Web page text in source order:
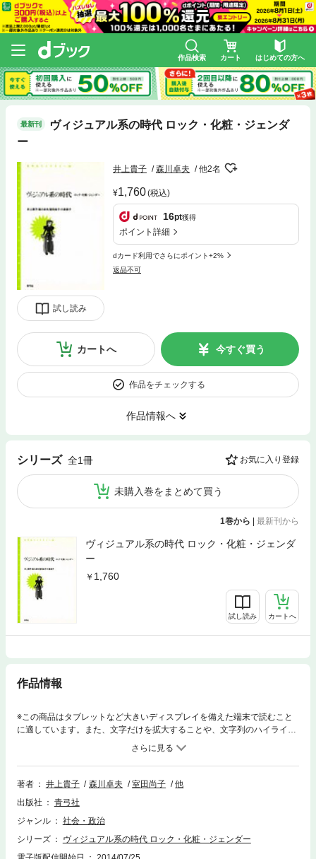
作品検索 カート はじめての方へ
最新刊
ヴィジュアル系の時代 ロック・化粧・ジェンダ
ー
試し読み
井上貴子 森川卓夫 他2名
1,760(税込)
16pt獲得
ポイント詳細
dカード利用でさらにポイント+2%
返品不可
カートへ 今すぐ買う
作品をチェックする
作品情報へ
シリーズ 全1冊 お気に入り登録
未購入巻をまとめて買う
1巻から 最新刊から
ヴィジュアル系の時代 ロック・化粧・ジェンダ
ー
1,760
試し読み カートへ
作品情報
※この商品はタブレットなど大きいディスプレイを備えた端末で読むこと
に適しています。また、文字だけを拡大することや、文字列のハイライ
ト、検索、辞書の参照、引用などの機能が使用できません。鮮烈で華麗な
独自の美的パフォーマンスと、退廃のなかに愛と永遠を求める情熱的な音
楽で新しいバンドスタイルを築きあげて若者文化に強烈なインパクトを与
えたヴィジュアル・ロックを、ロック史や化粧、ジェンダー理論から縦横
著者 井上貴子 森川卓夫 室田尚子
他
出版社
青弓社
ジャンル
社会・政治
シリーズ
ヴィジュアル系の時代 ロック・化粧・ジェンダー